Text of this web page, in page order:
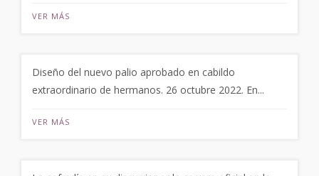
VER MÁS
Diseño del nuevo palio aprobado en cabildo
extraordinario de hermanos. 26 octubre 2022. En...
VER MÁS